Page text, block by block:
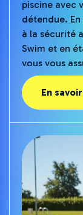
détendue.
à la sécurité
Swim et en
vous vous
problème.
ensemble,
En